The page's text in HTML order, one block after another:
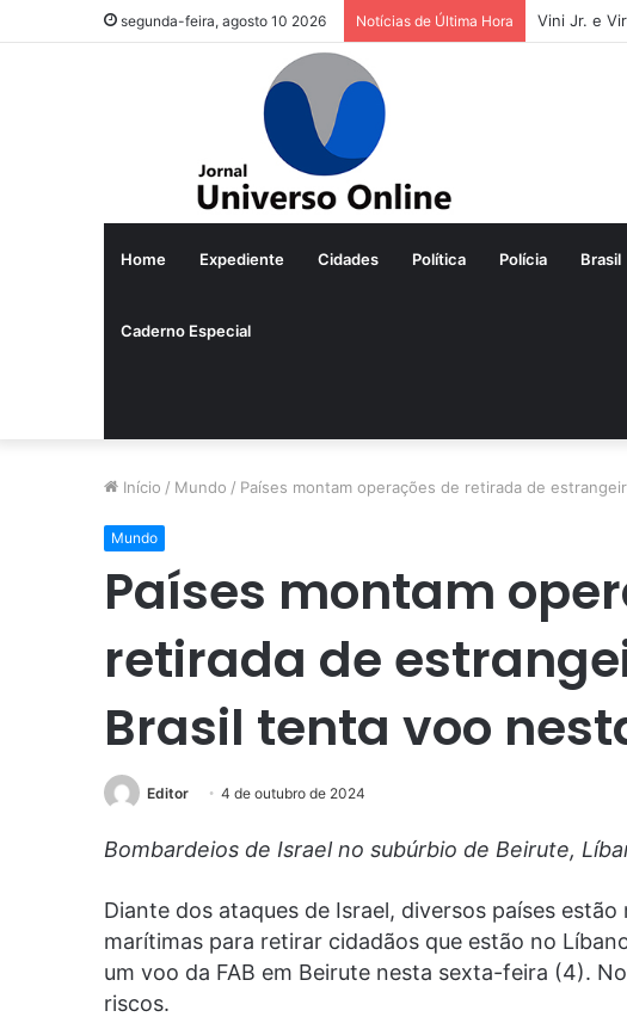
segunda-feira, agosto 10 2026 Notícias de Última Hora Vini Jr. e
Home Expediente Cidades Política Polícia Brasil
Caderno Especial
Início / Mundo / Países montam operações de retirada de
Mundo
Países montam
retirada de
Brasil tenta voo
Editor 4 de outubro de 2024
Bombardeios de Israel no subúrbio de Beirute,
Diante dos ataques de Israel, diversos países
marítimas para retirar cidadãos que estão no
um voo da FAB em Beirute nesta sexta-feira (4).
riscos.